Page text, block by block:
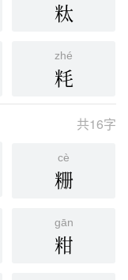
粏
zhé
粍
共16字
cè
粣
gān
粓